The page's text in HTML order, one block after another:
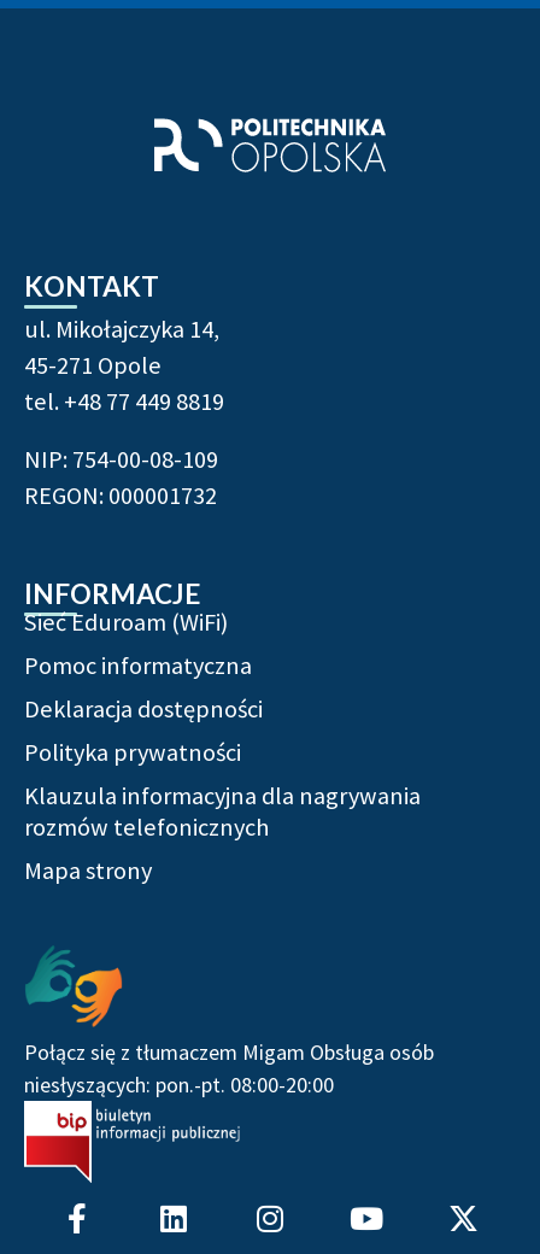
KONTAKT
ul. Mikołajczyka 14,
45-271 Opole
tel.+48 77 449 8819
NIP: 754-00-08-109
REGON: 000001732
INFORMACJE
Sieć Eduroam (WiFi)
Pomoc informatyczna
Deklaracja dostępności
Polityka prywatności
Klauzula informacyjna dla nagrywania
rozmów telefonicznych
Mapa strony
Połącz się z tłumaczem Migam Obsługa osób
niesłyszących: pon.-pt. 08:00-20:00
Serwisy społecznościowe
F
a
L
i
I
n o
X
-